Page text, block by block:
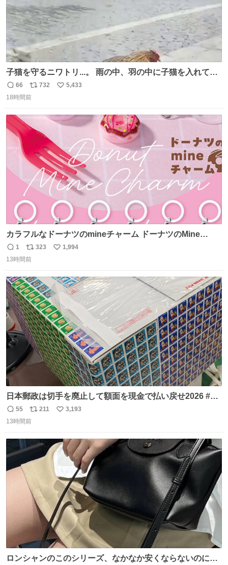
子猫を守るニワトリ...。 雨の中、羽の中に子猫を入れて守
る姿に感動した！！ 愛は種族を超える！
返
信
66
リ
ポ
数
732
い
数
5,433
18時間前
カラフルなドーナツのmineチャーム ドーナツのMine
charm マインチャーム fumuo.jp/view/item/0000…
返
信
1
リ
ポ
ト
数
323
い
数
1,994
13時間前
日本郵政は切手を廃止して額面を現金で払い戻せ2026 #日
本郵政 @JapanPostHD_PR
返
信
55
リ
ポ
ト
211
い
数
3,193
13時間前
ロンシャンのこのシリーズ、なかなか安くならないのにセ